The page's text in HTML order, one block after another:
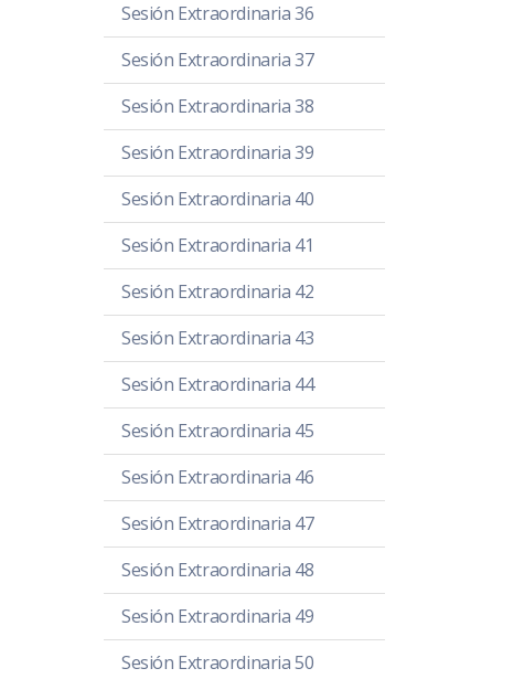
Sesión Extraordinaria 36
Sesión Extraordinaria 37
Sesión Extraordinaria 38
Sesión Extraordinaria 39
Sesión Extraordinaria 40
Sesión Extraordinaria 41
Sesión Extraordinaria 42
Sesión Extraordinaria 43
Sesión Extraordinaria 44
Sesión Extraordinaria 45
Sesión Extraordinaria 46
Sesión Extraordinaria 47
Sesión Extraordinaria 48
Sesión Extraordinaria 49
Sesión Extraordinaria 50